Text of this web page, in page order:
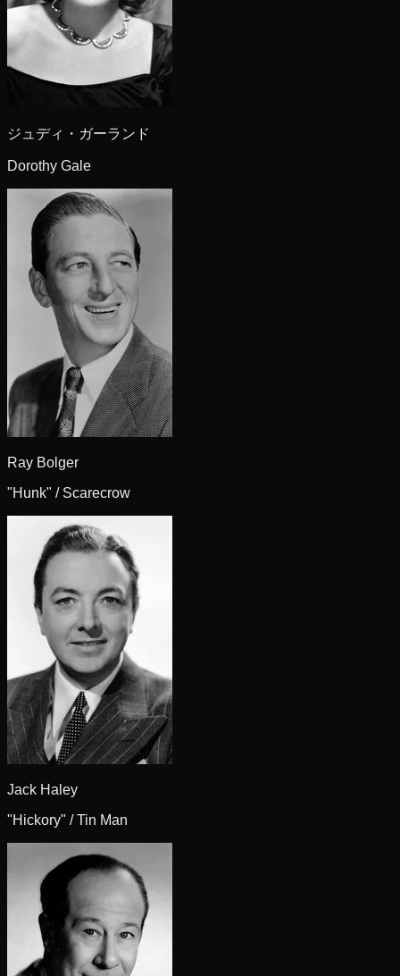
ジュディ・ガーランド
Dorothy Gale
Ray Bolger
"Hunk" / Scarecrow
Jack Haley
"Hickory" / Tin Man